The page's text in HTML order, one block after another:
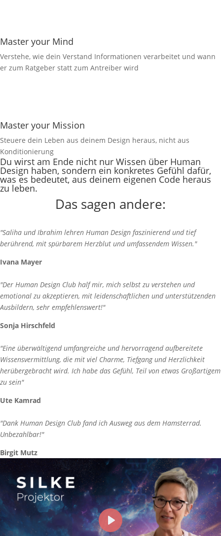
Master your Mind
Verstehe, wie dein Verstand Informationen verarbeitet und wann
er zum Ratgeber statt zum Antreiber wird
Master your Mission
Steuere dein Leben aus deinem Design heraus, nicht aus
Konditionierung
Du wirst am Ende nicht nur Wissen über Human
Design haben, sondern ein konkretes Gefühl dafür,
was es bedeutet, aus deinem eigenen Code heraus
zu leben.
Das sagen andere:
"Saliha und Ibrahim lehren Human Design faszinierend und tief
berührend, mit spürbarem Herzblut und umfassendem Wissen."
Ivana Mayer
"Der Human Design Club half mir, mich selbst zu verstehen und
emotional zu akzeptieren, mit leidenschaftlichen und unterstützenden
Ausbildern, sehr empfehlenswert!"
Sonja Hirschfeld
"Eine überwältigend umfangreiche und hervorragend aufbereitete
Wissensvermittlung, die mit viel Charme, Tiefgang und Herzlichkeit
herübergebracht wird. Ich habe das Gefühl, Teil von etwas Großartigem
zu sein"
Ute Kamrad
"Dank Human Design Club fand ich Ausweg aus dem Hamsterrad.
Unbezahlbar!"
Birgit Mutz